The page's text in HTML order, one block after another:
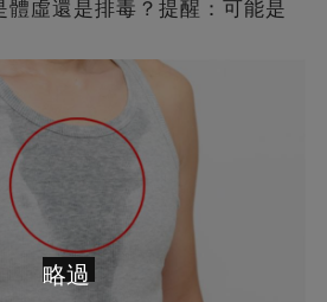
體虛還是排毒？提醒：可能是
略過